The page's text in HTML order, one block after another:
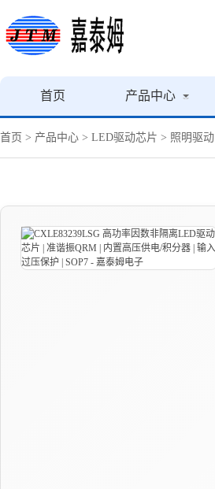
首页 产品中心
首页 > 产品中心 > LED驱动芯片 > 照明驱动